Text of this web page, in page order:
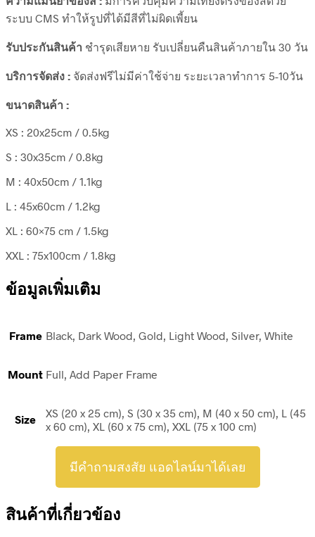
ระบบ CMS ทำให้รูปที่ได้มีสีที่ไม่ผิดเพี้ยน
รับประกันสินค้า ชำรุดเสียหาย รับเปลี่ยนคืนสินค้าภายใน 30 วัน
บริการจัดส่ง : จัดส่งฟรีไม่มีค่าใช้จ่าย ระยะเวลาทำการ 5-10วัน
ขนาดสินค้า :
XS : 20x25cm / 0.5kg
S : 30x35cm / 0.8kg
M : 40x50cm / 1.1kg
L : 45x60cm / 1.2kg
XL : 60×75 cm / 1.5kg
XXL : 75x100cm / 1.8kg
ข้อมูลเพิ่มเติม
Frame Black, Dark Wood, Gold, Light Wood, Silver, White
Mount Full, Add Paper Frame
Size
XS (20 x 25 cm), S (30 x 35 cm), M (40 x 50 cm), L (45
x 60 cm), XL (60 x 75 cm), XXL (75 x 100 cm)
มีคำถามสงสัย แอดไลน์มาได้เลย
สินค้าที่เกี่ยวข้อง